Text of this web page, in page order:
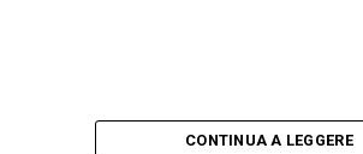
CONTINUA A LEGGERE